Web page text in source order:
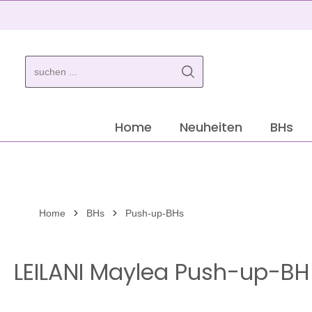
Home Neuheiten BHs
Home BHs Push-up-BHs
LEILANI Maylea Push-up-BH